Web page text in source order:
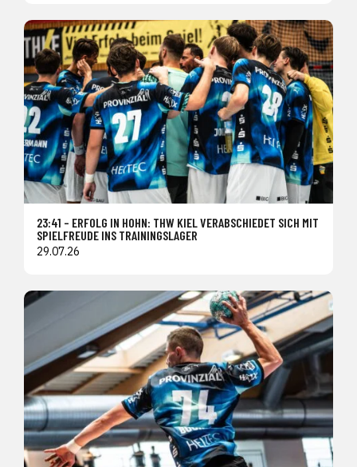
23:41 – ERFOLG IN HOHN: THW KIEL VERABSCHIEDET SICH MIT
SPIELFREUDE INS TRAININGSLAGER
29.07.26